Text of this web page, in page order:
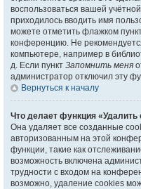
воспользоваться вашей
приходилось вводить имя
можете отметить флажком
конференцию. Не
компьютере, например в
д. Если пункт Запомнить меня
администратор отключил эту
Вернуться к началу
Что делает функция
Она удаляет все созданные
авторизованным на этой
функции, такие как
возможность включена
трудности с входом на
возможно, удаление cookies